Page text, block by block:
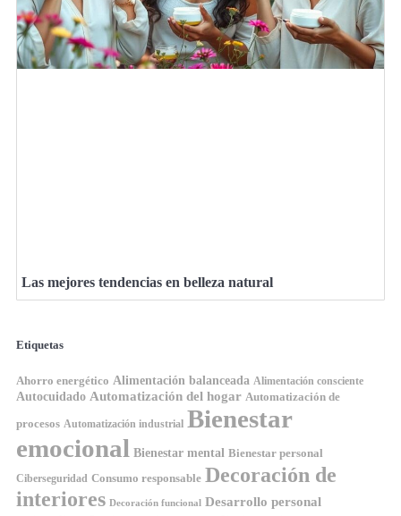
Las mejores tendencias en belleza natural
Etiquetas
Ahorro energético Alimentación balanceada Alimentación consciente
Autocuidado Automatización del hogar Automatización de
procesos Automatización industrial Bienestar
emocional Bienestar mental Bienestar personal
Ciberseguridad Consumo responsable Decoración de
interiores Decoración funcional Desarrollo personal